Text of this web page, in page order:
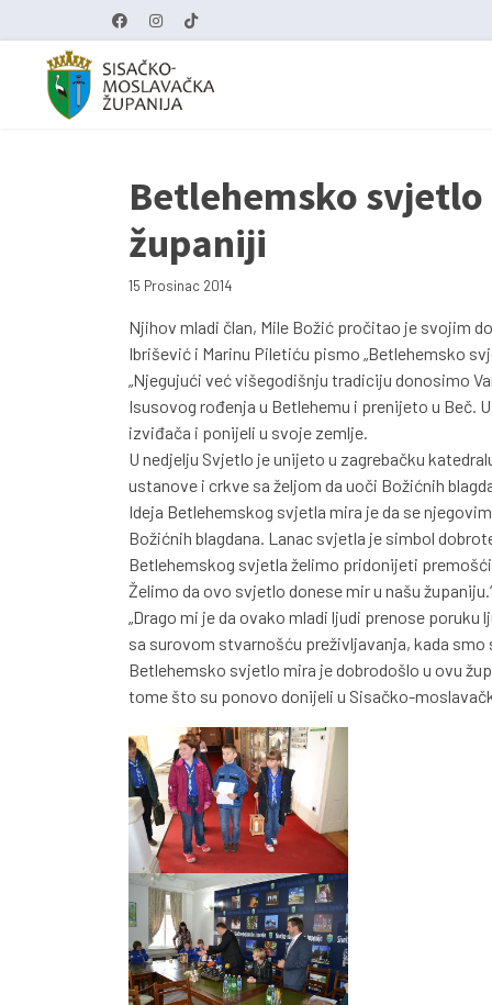
Betlehemsko
županiji
15 Prosinac 2014
Njihov mladi član, Mile Božić pročitao je svojim
Ibrišević i Marinu Piletiću pismo „Betlehemsko
„Njegujući već višegodišnju tradiciju donosimo
Isusovog rođenja u Betlehemu i prenijeto u Beč.
izviđača i ponijeli u svoje zemlje.
U nedjelju Svjetlo je unijeto u zagrebačku
ustanove i crkve sa željom da uoči Božićnih
Ideja Betlehemskog svjetla mira je da se
Božićnih blagdana. Lanac svjetla je simbol
Betlehemskog svjetla želimo pridonijeti
Želimo da ovo svjetlo donese mir u našu
„Drago mi je da ovako mladi ljudi prenose
sa surovom stvarnošću preživljavanja, kada
Betlehemsko svjetlo mira je dobrodošlo u ovu
tome što su ponovo donijeli u Sisačko-